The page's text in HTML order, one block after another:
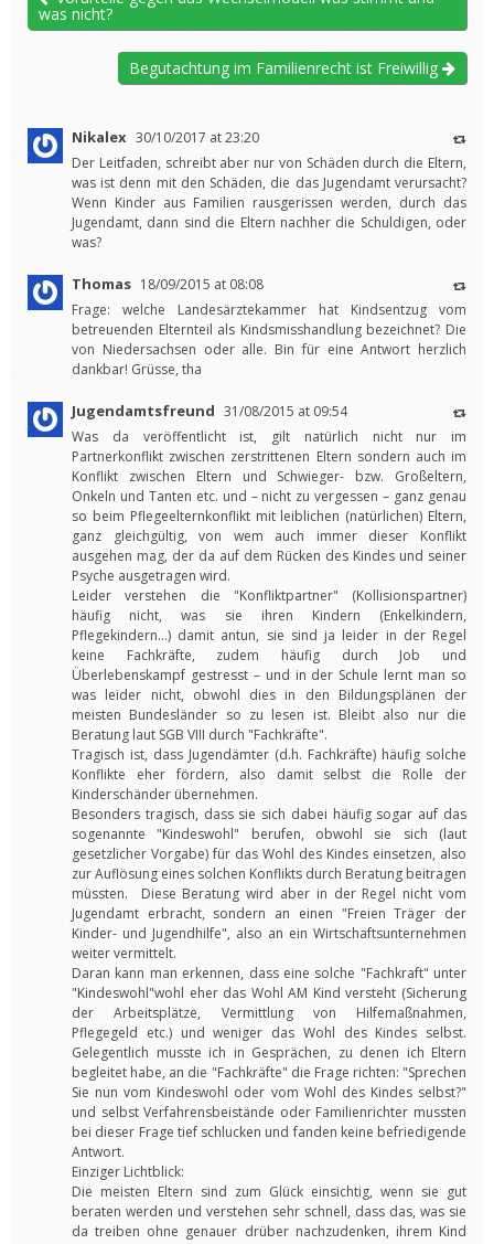
was nicht?
Begutachtung im Familienrecht ist Freiwillig
Nikalex 30/10/2017 at 23:20
Der Leitfaden, schreibt aber nur von Schäden durch die Eltern,
was ist denn mit den Schäden, die das Jugendamt verursacht?
Wenn Kinder aus Familien rausgerissen werden, durch das
Jugendamt, dann sind die Eltern nachher die Schuldigen, oder
was?
Thomas 18/09/2015 at 08:08
Frage: welche Landesärztekammer hat Kindsentzug vom
betreuenden Elternteil als Kindsmisshandlung bezeichnet? Die
von Niedersachsen oder alle. Bin für eine Antwort herzlich
dankbar! Grüsse, tha
Jugendamtsfreund 31/08/2015 at 09:54
Was da veröffentlicht ist, gilt natürlich nicht nur im
Partnerkonflikt zwischen zerstrittenen Eltern sondern auch im
Konflikt zwischen Eltern und Schwieger- bzw. Großeltern,
Onkeln und Tanten etc. und – nicht zu vergessen – ganz genau
so beim Pflegeelternkonflikt mit leiblichen (natürlichen) Eltern,
ganz gleichgültig, von wem auch immer dieser Konflikt
ausgehen mag, der da auf dem Rücken des Kindes und seiner
Psyche ausgetragen wird.
Leider verstehen die "Konfliktpartner" (Kollisionspartner)
häufig nicht, was sie ihren Kindern (Enkelkindern,
Pflegekindern…) damit antun, sie sind ja leider in der Regel
keine Fachkräfte, zudem häufig durch Job und
Überlebenskampf gestresst – und in der Schule lernt man so
was leider nicht, obwohl dies in den Bildungsplänen der
meisten Bundesländer so zu lesen ist. Bleibt also nur die
Beratung laut SGB VIII durch "Fachkräfte".
Tragisch ist, dass Jugendämter (d.h. Fachkräfte) häufig solche
Konflikte eher fördern, also damit selbst die Rolle der
Kinderschänder übernehmen.
Besonders tragisch, dass sie sich dabei häufig sogar auf das
sogenannte "Kindeswohl" berufen, obwohl sie sich (laut
gesetzlicher Vorgabe) für das Wohl des Kindes einsetzen, also
zur Auflösung eines solchen Konflikts durch Beratung beitragen
müssten. Diese Beratung wird aber in der Regel nicht vom
Jugendamt erbracht, sondern an einen "Freien Träger der
Kinder- und Jugendhilfe", also an ein Wirtschaftsunternehmen
weiter vermittelt.
Daran kann man erkennen, dass eine solche "Fachkraft" unter
"Kindeswohl"wohl eher das Wohl AM Kind versteht (Sicherung
der Arbeitsplätze, Vermittlung von Hilfemaßnahmen,
Pflegegeld etc.) und weniger das Wohl des Kindes selbst.
Gelegentlich musste ich in Gesprächen, zu denen ich Eltern
begleitet habe, an die "Fachkräfte" die Frage richten: "Sprechen
Sie nun vom Kindeswohl oder vom Wohl des Kindes selbst?"
und selbst Verfahrensbeistände oder Familienrichter mussten
bei dieser Frage tief schlucken und fanden keine befriedigende
Antwort.
Einziger Lichtblick:
Die meisten Eltern sind zum Glück einsichtig, wenn sie gut
beraten werden und verstehen sehr schnell, dass das, was sie
da treiben ohne genauer drüber nachzudenken, ihrem Kind